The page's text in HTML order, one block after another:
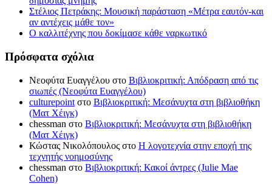
Στέλιος Πετράκης: Μουσική παράσταση «Μέτρα εαυτόν-και
αν αντέχεις μάθε τον»
Ο καλλιτέχνης που δοκίμασε κάθε ναρκωτικό
Πρόσφατα σχόλια
Νεοφύτα Ευαγγέλου στο Βιβλιοκριτική: Απόδραση από τις
σιωπές (Νεοφύτα Ευαγγέλου)
culturepoint στο Βιβλιοκριτική: Μεσάνυχτα στη βιβλιοθήκη
(Ματ Χέιγκ)
chessman στο Βιβλιοκριτική: Μεσάνυχτα στη βιβλιοθήκη
(Ματ Χέιγκ)
Κώστας Νικολόπουλος στο Η λογοτεχνία στην εποχή της
τεχνητής νοημοσύνης
chessman στο Βιβλιοκριτική: Κακοί άντρες (Julie Mae
Cohen)